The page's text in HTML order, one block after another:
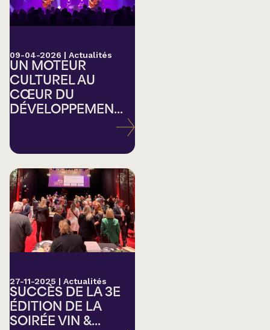
09-04-2026 | Actualités
UN MOTEUR
CULTUREL AU
CŒUR DU
DÉVELOPPEMEN...
27-11-2025 | Actualités
SUCCÈS DE LA 3E
ÉDITION DE LA
SOIRÉE VIN &...